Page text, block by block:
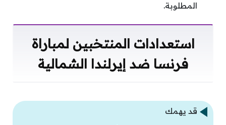
المطلوبة.
استعدادات المنتخبين لمباراة
فرنسا ضد إيرلندا الشمالية
قد يهمك